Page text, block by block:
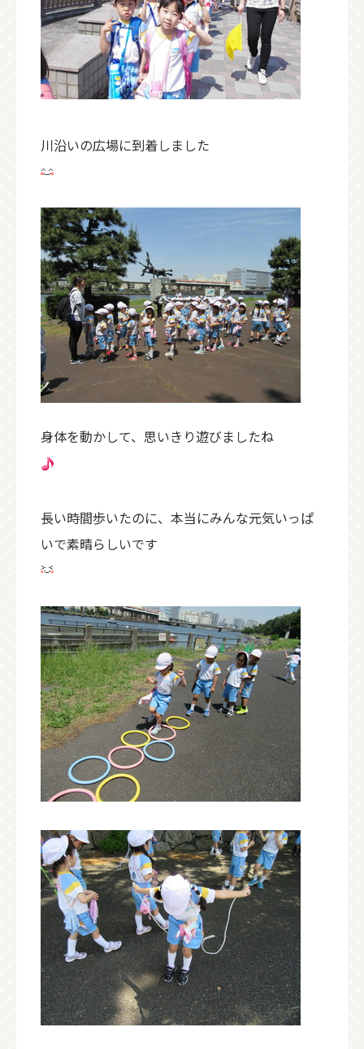
川沿いの広場に到着しました
身体を動かして、思いきり遊びましたね
長い時間歩いたのに、本当にみんな元気いっぱ
いで素晴らしいです